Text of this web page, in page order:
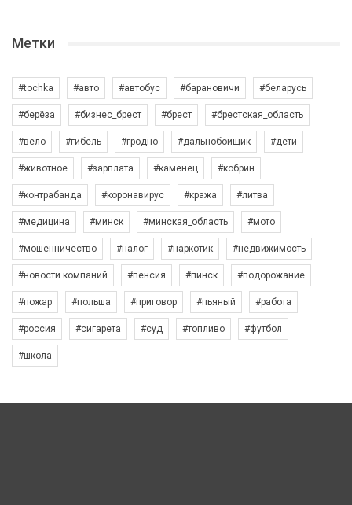
Метки
#tochka #авто #автобус #барановичи #беларусь
#берёза #бизнес_брест #брест #брестская_область
#вело #гибель #гродно #дальнобойщик #дети
#животное #зарплата #каменец #кобрин
#контрабанда #коронавирус #кража #литва
#медицина #минск #минская_область #мото
#мошенничество #налог #наркотик #недвижимость
#новости компаний #пенсия #пинск #подорожание
#пожар #польша #приговор #пьяный #работа
#россия #сигарета #суд #топливо #футбол
#школа